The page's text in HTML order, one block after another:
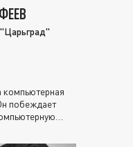
компьютерная
побеждает